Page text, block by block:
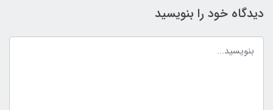
دیدگاه خود را بنویسید